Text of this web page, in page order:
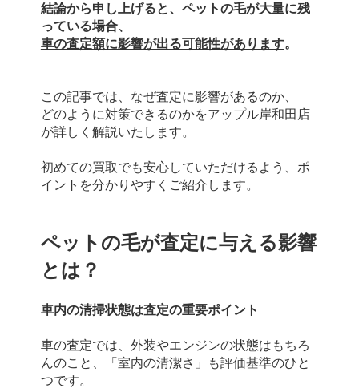
結論から申し上げると、ペットの毛が大量に残
っている場合、
車の査定額に影響が出る可能性があります。
この記事では、なぜ査定に影響があるのか、
どのように対策できるのかをアップル岸和田店
が詳しく解説いたします。
初めての買取でも安心していただけるよう、ポ
イントを分かりやすくご紹介します。
ペットの毛が査定に与える影響
とは？
車内の清掃状態は査定の重要ポイント
車の査定では、外装やエンジンの状態はもちろ
んのこと、「室内の清潔さ」も評価基準のひと
つです。